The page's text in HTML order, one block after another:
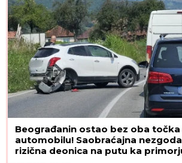
Beograđanin ostao bez oba točka
automobilu! Saobraćajna
rizična deonica na putu ka